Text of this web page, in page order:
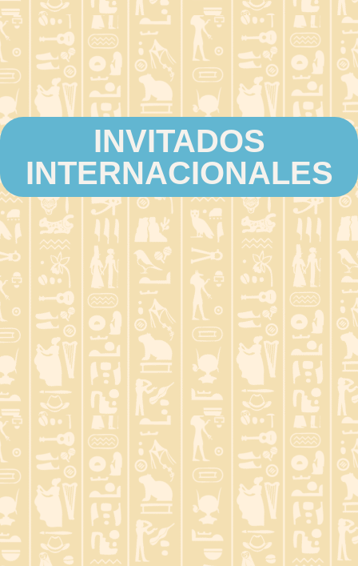
INVITADOS
INTERNACIONALES